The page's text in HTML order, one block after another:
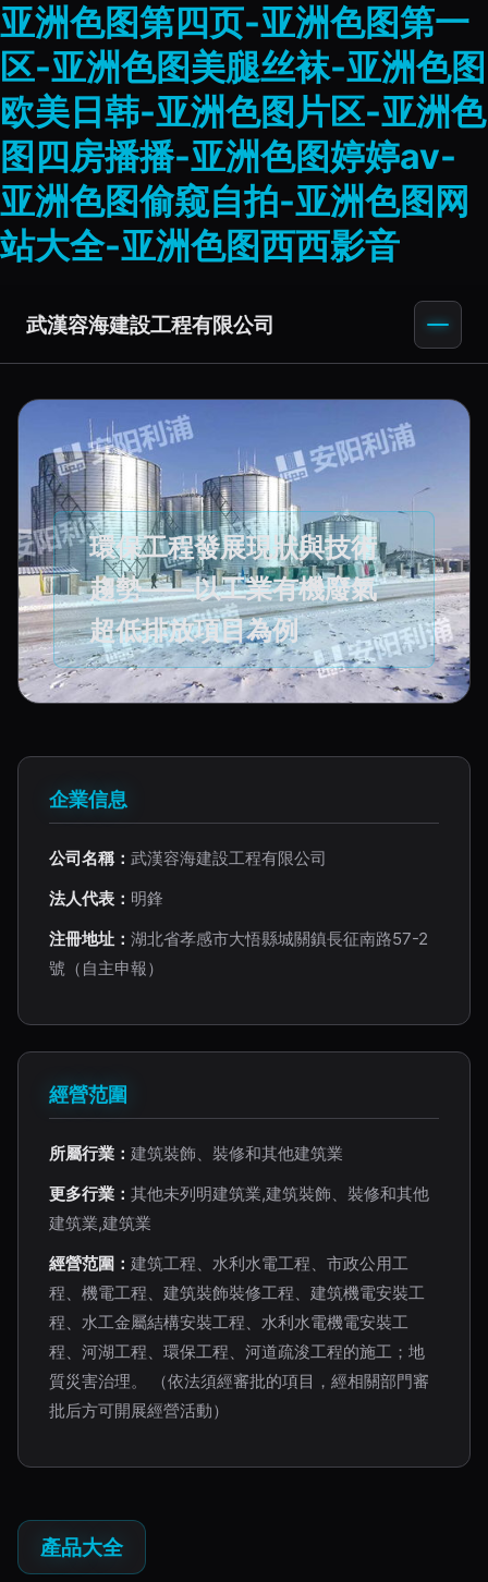
亚洲色图第四页-亚洲色图第一
区-亚洲色图美腿丝袜-亚洲色图
欧美日韩-亚洲色图片区-亚洲色
图四房播播-亚洲色图婷婷av-
亚洲色图偷窥自拍-亚洲色图网
站大全-亚洲色图西西影音
武漢容海建設工程有限公司
環保工程發展現狀與技術
趨勢——以工業有機廢氣
超低排放項目為例
企業信息
公司名稱： 武漢容海建設工程有限公司
法人代表： 明鋒
注冊地址： 湖北省孝感市大悟縣城關鎮長征南路57-2
號（自主申報）
經營范圍
所屬行業： 建筑裝飾、裝修和其他建筑業
更多行業： 其他未列明建筑業,建筑裝飾、裝修和其他
建筑業,建筑業
經營范圍： 建筑工程、水利水電工程、市政公用工
程、機電工程、建筑裝飾裝修工程、建筑機電安裝工
程、水工金屬結構安裝工程、水利水電機電安裝工
程、河湖工程、環保工程、河道疏浚工程的施工；地
質災害治理。 （依法須經審批的項目，經相關部門審
批后方可開展經營活動）
產品大全